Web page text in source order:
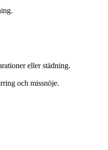
eller städning.
och missnöje.